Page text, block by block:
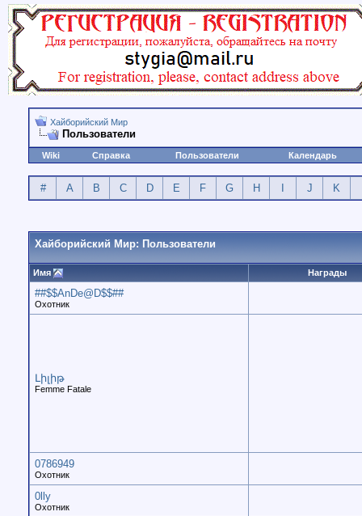
Хайборийский Мир
Пользователи
Wiki Справка Пользователи Календарь
# A B C D E F G H J K
Хайборийский Мир: Пользователи
Имя Награды
##$$AnDe@D$$##
Охотник
Լիլիթ
Femme Fatale
0786949
Охотник
0lly
Охотник